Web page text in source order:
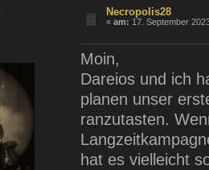
Necropolis28
«am: 17. September
Moin,
Dareios und ich
planen unser
ranzutasten.
hat es vielleicht